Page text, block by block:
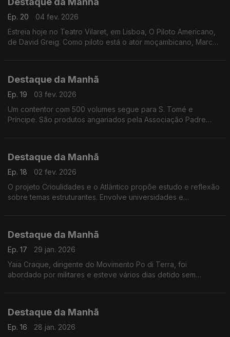
Ep. 20
04 fev. 2026
Estreia hoje no Teatro Vilaret, em Lisboa, O Piloto Americano,
de David Greig. Como piloto está o ator moçambicano, Marco
Destaque da Manhã
Ep. 19
03 fev. 2026
Um contentor com 500 volumes segue para S. Tomé e
Príncipe. São produtos angariados pela Associação Padre
Destaque da Manhã
Ep. 18
02 fev. 2026
O projeto Crioulidades e o Atlântico propõe estudo e reflexão
sobre temas estruturantes. Envolve universidades e
Destaque da Manhã
Ep. 17
29 jan. 2026
Yaia Craque, dirigente do Movimento Po di Terra, foi
abordado por militares e esteve vários dias detido sem
Destaque da Manhã
Ep. 16
28 jan. 2026